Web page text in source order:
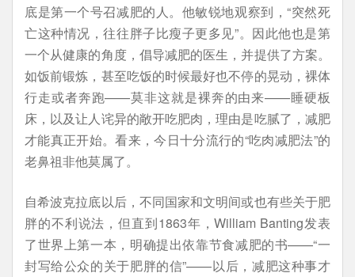
底是第一个号召减肥的人。他敏锐地观察到，“突然死
亡这种情况，往往胖子比瘦子更多见”。因此他也是第
一个从健康的角度，倡导减肥的医生，并提供了方案。
如饭前锻炼，甚至吃饭的时候最好也不停的晃动，裸体
行走或者奔跑——莫非这就是裸奔的由来——睡硬板
床，以及让人诧异的敞开吃肥肉，理由是吃腻了，减肥
才能真正开始。看来，今日十分流行的“吃肉减肥法”的
老鼻祖非他莫属了。
自希波克拉底以后，不同国家和文明间或也有些关于肥
胖的不利说法，但直到1863年，William Banting发表
了世界上第一本，明确提出依靠节食减肥的书——“一
封写给公众的关于肥胖的信”——以后，减肥这种事才